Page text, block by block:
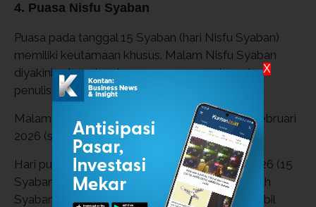
4. Puasa Nisfu Syaban
Puasa pada tanggal 15 Syaban (hari Nisfu Syaban)
memiliki keutamaan khusus. Malam Nisfu Syaban
diyakini sebagai malam pengampunan luas dan
penulisan takdir tahunan.
Malam Nisfu Syaban dimulai Senin malam, 2 Februari
2026 (setelah Maghrib, 14 Syaban).
Hari puasa Nisfu Syaban: Selasa, 3 Februari 2026 (15
Syaban) ini adalah momen puncak puasa sunnah
Syaban, sangat dianjurkan untuk berpuasa sambil
X